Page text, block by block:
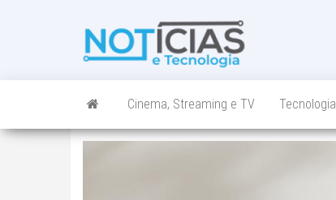
num só lugar
Cinema, Streaming e TV Tecnologia